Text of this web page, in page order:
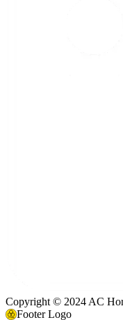
Copyright © 2024 AC
Footer Logo